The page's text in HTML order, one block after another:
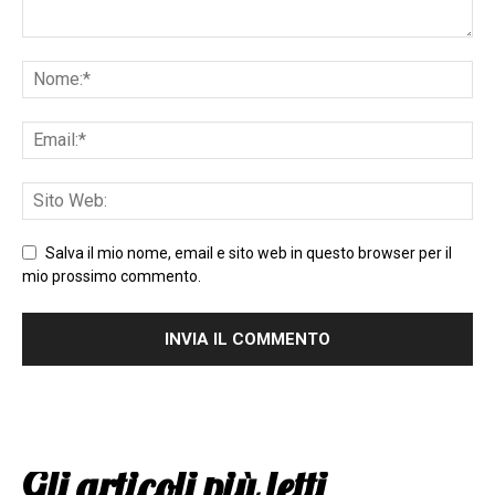
Salva il mio nome, email e sito web in questo browser per il
mio prossimo commento.